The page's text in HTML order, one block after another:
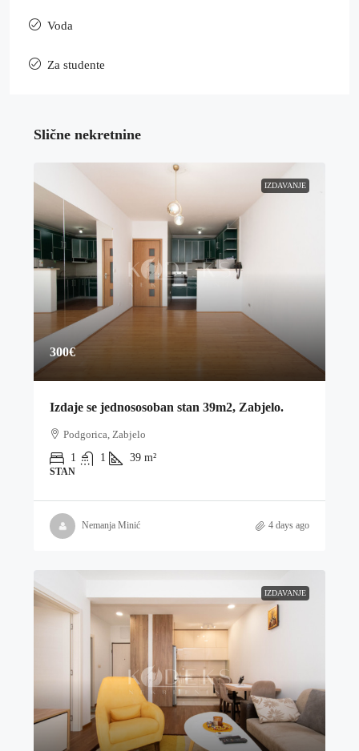
Voda
Za studente
Slične nekretnine
IZDAVANJE
300€
Izdaje se jednososoban stan 39m2, Zabjelo.
Podgorica, Zabjelo
1
1 39 m²
STAN
Nemanja Minić 4 days ago
IZDAVANJE